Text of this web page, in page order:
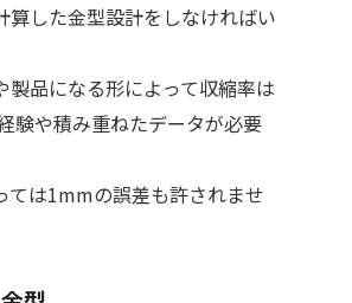
算した金型設計をしなければい
製品になる形によって収縮率は
験や積み重ねたデータが必要
ては1mmの誤差も許されませ